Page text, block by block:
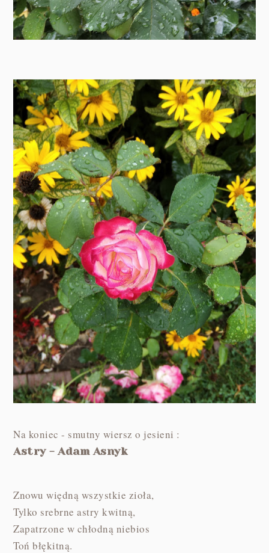
Na koniec - smutny wiersz o jesieni :
Astry - Adam Asnyk
Znowu więdną wszystkie zioła,
Tylko srebrne astry kwitną,
Zapatrzone w chłodną niebios
Toń błękitną.